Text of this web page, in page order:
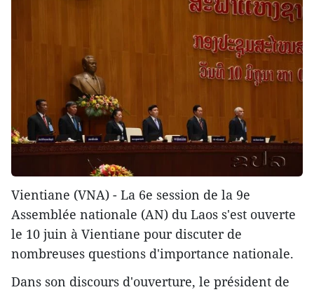
Vientiane (VNA) - La 6e session de la 9e
Assemblée nationale (AN) du Laos s'est ouverte
le 10 juin à Vientiane pour discuter de
nombreuses questions d'importance nationale.
Dans son discours d'ouverture, le président de